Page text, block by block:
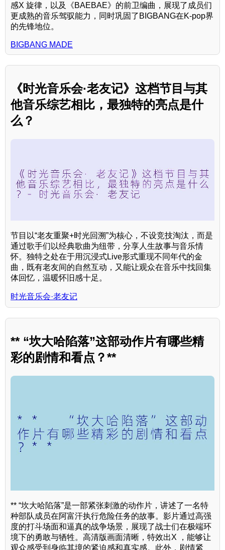
感X 旋律，以及《BAEBAE》的前卫编曲，展现了成员们
更成熟的音乐驾驭能力，同时巩固了BIGBANG在K-pop界
的先锋地位。
BIGBANG MADE
《时光音乐会·老友记》这档节目与其
他音乐综艺相比，最独特的亮点是什
么？
节目以“老友重聚+时光回溯”为核心，不设竞技淘汰，而是
通过歌手们以经典歌曲为纽带，分享人生故事与音乐情
怀。独特之处在于用沉浸式Live形式重现不同年代的金
曲，既有老友间的自然互动，又能让观众在音乐中找回集
体回忆，温暖怀旧感十足。
时光音乐会·老友记
** “坎大哈陷落”这部动作片有哪些精
彩的剧情和看点？**
** “坎大哈陷落”是一部紧张刺激的动作片，讲述了一名特
种部队成员在阿富汗执行危险任务的故事。影片通过高强
度的打斗场面和逼真的战争场景，展现了战士们在极端环
境下的勇敢与牺牲。高清版画面清晰，特效出X ，能够让
观众感受到身临其境的紧迫感和真实感。此外，剧情紧